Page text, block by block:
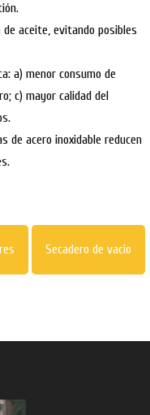
de aceite, evitando posibles
a) menor consumo de
c) mayor calidad del
de acero inoxidable reducen
Secadero de vacio